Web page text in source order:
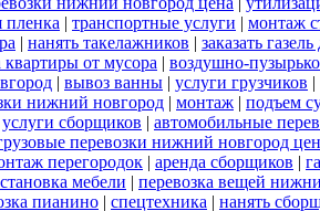
пленка | транспортные услуги | монтаж
| нанять такелажников | заказать
квартиры от мусора | воздушно-
| вывоз ванны | услуги грузчиков |
нижний новгород | монтаж | подъем
услуги сборщиков | автомобильные
перевозки нижний новгород
перегородок | аренда сборщиков |
мебели | перевозка вещей
пианино | спецтехника | нанять